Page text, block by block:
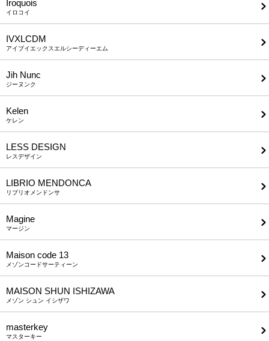
Iroquois
イロコイ
IVXLCDM
アイブイエックスエルシーディーエム
Jih Nunc
ジーヌンク
Kelen
ケレン
LESS DESIGN
レスデザイン
LIBRIO MENDONCA
リブリオメンドンサ
Magine
マージン
Maison code 13
メゾンコードサーティーン
MAISON SHUN ISHIZAWA
メゾン シュン イシザワ
masterkey
マスターキー